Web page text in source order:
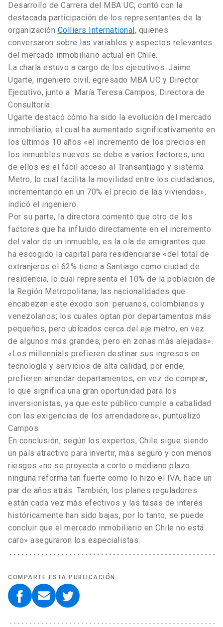
Desarrollo de Carrera del MBA UC, contó con la
destacada participación de los representantes de la
organización Colliers International , quienes
conversaron sobre las variables y aspectos relevantes
del mercado inmobiliario actual en Chile.
La charla estuvo a cargo de los ejecutivos: Jaime
Ugarte, ingeniero civil, egresado MBA UC y Director
Ejecutivo, junto a María Teresa Campos, Directora de
Consultoría.
Ugarte destacó cómo ha sido la evolución del mercado
inmobiliario, el cual ha aumentado significativamente en
los últimos 10 años «el incremento de los precios en
los inmuebles nuevos se debe a varios factores, uno
de ellos es el fácil acceso al Transantiago y sistema
Metro, lo cual facilita la movilidad entre los ciudadanos,
incrementando en un 70% el precio de las viviendas»,
indicó el ingeniero.
Por su parte, la directora comentó que otro de los
factores que ha influido directamente en el incremento
del valor de un inmueble, es la ola de emigrantes que
ha escogido la capital para residenciarse «del total de
extranjeros el 62% tiene a Santiago como ciudad de
residencia, lo cual representa el 10% de la población de
la Región Metropolitana, las nacionalidades que
encabezan este éxodo son: peruanos, colombianos y
venezolanos; los cuales optan por departamentos más
pequeños, pero ubicados cerca del eje metro, en vez
de algunos más grandes, pero en zonas más alejadas».
«Los millennials prefieren destinar sus ingresos en
tecnología y servicios de alta calidad, por ende,
prefieren arrendar departamentos, en vez de comprar,
lo que significa una gran oportunidad para los
inversionistas, ya que este público cumple a cabalidad
con las exigencias de los arrendadores», puntualizó
Campos.
En conclusión, según los expertos, Chile sigue siendo
un país atractivo para invertir, más seguro y con menos
riesgos «no se proyecta a corto o mediano plazo
ninguna reforma tan fuerte como lo hizo el IVA, hace un
par de años atrás. También, los planes reguladores
están cada vez más efectivos y las tasas de interés
históricamente han sido bajas, por lo tanto, se puede
concluir que el mercado inmobiliario en Chile no está
caro» aseguraron los especialistas.
COMPARTE ESTA PUBLICACIÓN